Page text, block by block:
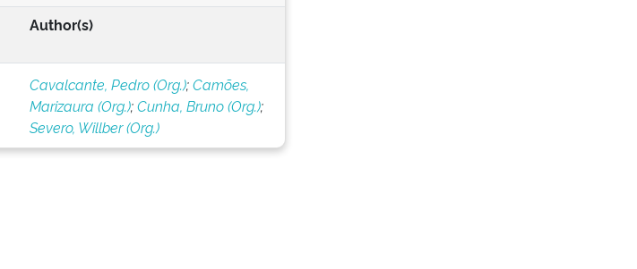
Author(s)
Cavalcante, Pedro (Org.);Camões,
Marizaura (Org.);Cunha, Bruno (Org.);
Severo, Willber (Org.)